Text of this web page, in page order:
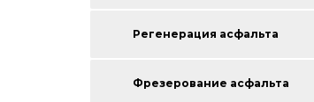
Регенерация асфальта
Фрезерование асфальта